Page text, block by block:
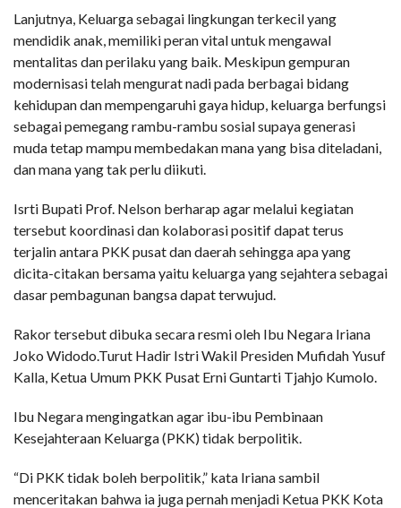
Lanjutnya, Keluarga sebagai lingkungan terkecil yang
mendidik anak, memiliki peran vital untuk mengawal
mentalitas dan perilaku yang baik. Meskipun gempuran
modernisasi telah mengurat nadi pada berbagai bidang
kehidupan dan mempengaruhi gaya hidup, keluarga berfungsi
sebagai pemegang rambu-rambu sosial supaya generasi
muda tetap mampu membedakan mana yang bisa diteladani,
dan mana yang tak perlu diikuti.
Isrti Bupati Prof. Nelson berharap agar melalui kegiatan
tersebut koordinasi dan kolaborasi positif dapat terus
terjalin antara PKK pusat dan daerah sehingga apa yang
dicita-citakan bersama yaitu keluarga yang sejahtera sebagai
dasar pembagunan bangsa dapat terwujud.
Rakor tersebut dibuka secara resmi oleh Ibu Negara Iriana
Joko Widodo.Turut Hadir Istri Wakil Presiden Mufidah Yusuf
Kalla, Ketua Umum PKK Pusat Erni Guntarti Tjahjo Kumolo.
Ibu Negara mengingatkan agar ibu-ibu Pembinaan
Kesejahteraan Keluarga (PKK) tidak berpolitik.
“Di PKK tidak boleh berpolitik,” kata Iriana sambil
menceritakan bahwa ia juga pernah menjadi Ketua PKK Kota